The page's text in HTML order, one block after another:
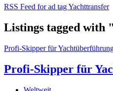
RSS Feed for ad tag Yachttransfer
Listings tagged with
Profi-Skipper für
Profi-Skipper für